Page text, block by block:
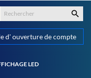

d' ouverture de compte
LED